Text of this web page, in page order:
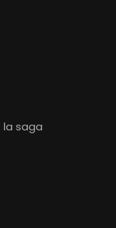
saga